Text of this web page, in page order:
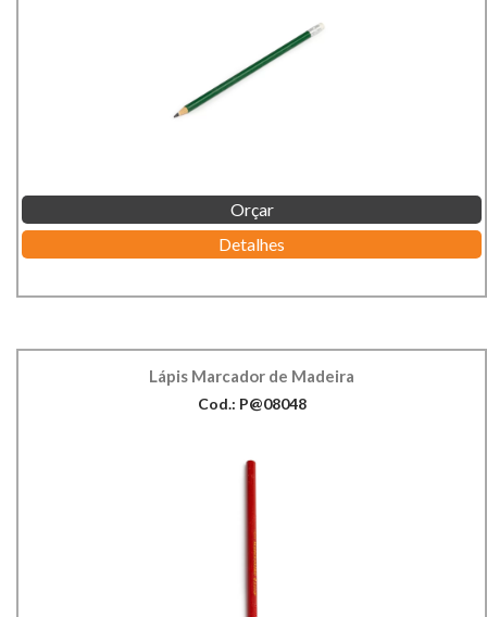
Orçar
Detalhes
Lápis Marcador de Madeira
Cod.: P@08048